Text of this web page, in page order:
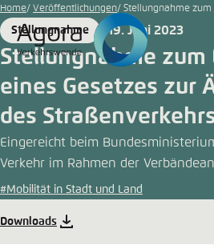
Zum
Hauptinhalt
gehen
Home Veröffentlichungen Stellungnahme zum
Format
Stellungnahme
Date
19. Juni 2023
Stellungnahme
eines Gesetzes zur
des
Eingereicht beim
Verkehr im Rahmen der
#Mobilität in Stadt und Land
Downloads
Login
Melden Sie sich an um ..., ... und ...
Benutzername*
Sprache auswählen
Englisch
Agora Think Tanks
Erscheinungsbild der
Diese Webseite passt ihr
auf Ihren Einstellungen an.
verwenden möchten.
Close
Hell